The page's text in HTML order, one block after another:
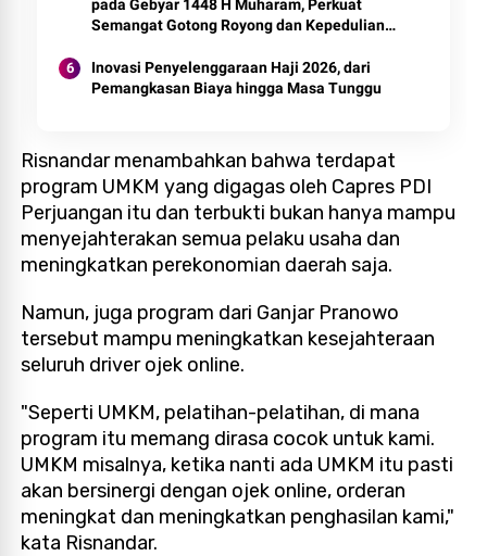
pada Gebyar 1448 H Muharam, Perkuat
Semangat Gotong Royong dan Kepedulian
Inovasi Penyelenggaraan Haji 2026, dari
Pemangkasan Biaya hingga Masa Tunggu
Risnandar menambahkan bahwa terdapat
program UMKM yang digagas oleh Capres PDI
Perjuangan itu dan terbukti bukan hanya mampu
menyejahterakan semua pelaku usaha dan
meningkatkan perekonomian daerah saja.
Namun, juga program dari Ganjar Pranowo
tersebut mampu meningkatkan kesejahteraan
seluruh driver ojek online.
"Seperti UMKM, pelatihan-pelatihan, di mana
program itu memang dirasa cocok untuk kami.
UMKM misalnya, ketika nanti ada UMKM itu pasti
akan bersinergi dengan ojek online, orderan
meningkat dan meningkatkan penghasilan kami,"
kata Risnandar.